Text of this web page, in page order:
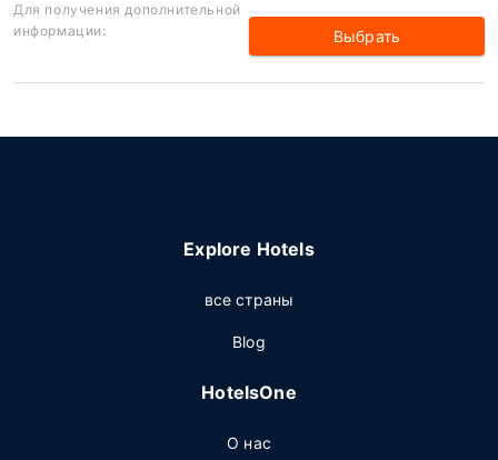
Для получения дополнительной
информации:
Выбрать
Explore Hotels
все страны
Blog
HotelsOne
О нас